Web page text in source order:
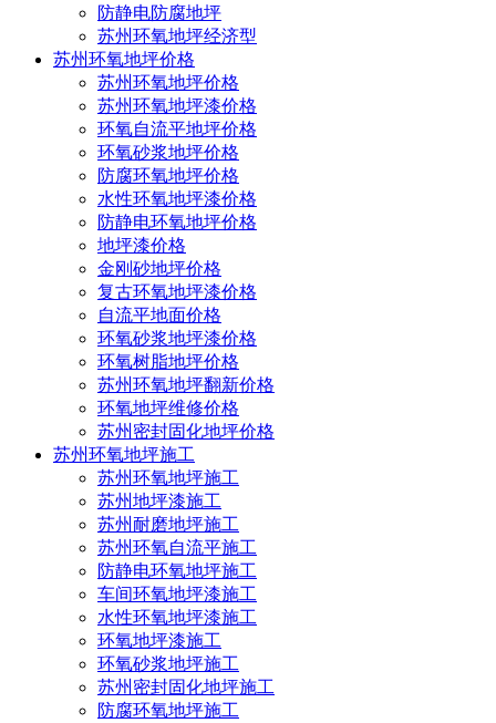
防静电防腐地坪
苏州环氧地坪经济型
苏州环氧地坪价格
苏州环氧地坪价格
苏州环氧地坪漆价格
环氧自流平地坪价格
环氧砂浆地坪价格
防腐环氧地坪价格
水性环氧地坪漆价格
防静电环氧地坪价格
地坪漆价格
金刚砂地坪价格
复古环氧地坪漆价格
自流平地面价格
环氧砂浆地坪漆价格
环氧树脂地坪价格
苏州环氧地坪翻新价格
环氧地坪维修价格
苏州密封固化地坪价格
苏州环氧地坪施工
苏州环氧地坪施工
苏州地坪漆施工
苏州耐磨地坪施工
苏州环氧自流平施工
防静电环氧地坪施工
车间环氧地坪漆施工
水性环氧地坪漆施工
环氧地坪漆施工
环氧砂浆地坪施工
苏州密封固化地坪施工
防腐环氧地坪施工
当前位置：主页/环氧地坪新闻
苏州环氧地坪挑选面漆颜色方法
行业新闻 |
2020-05-07 23:08
环氧地坪挑选面漆颜色方法
苏州环氧地坪是一种非常美观大方长期的环氧地坪漆，伴随着环
氧地坪漆在各制造行业的广泛运用，大量的使用人刚开始关心环
氧地坪漆的颜色选择问题。苏州环氧地坪是一种聚氨酯涂料型的
环氧地坪类型，粘合力强，抗压强度，抗压强度，耐磨性优异，
具备非常好的耐酸性，耐水洗的特性。但再好的物品也是有承担
極限和使用期，以便更强的应用环氧地坪漆，在平时应用时就需
要留意维持维护保养。
鲜红色：刺激性和激动中枢神经系统，提升肾上腺激素代谢和提
高血液循环系统。但触碰鲜红色过多时，会造成焦虑情绪和心身
受力的心态，使便于疲惫者觉得精疲力竭。因此，在宿舍或小书
房应防止应用过多的鲜红色。